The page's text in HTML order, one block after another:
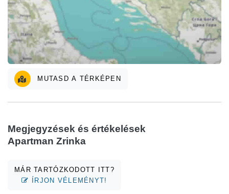
MUTASD A TÉRKÉPEN
Megjegyzések és értékelések
Apartman Zrinka
MÁR TARTÓZKODOTT ITT?
ÍRJON VÉLEMÉNYT!